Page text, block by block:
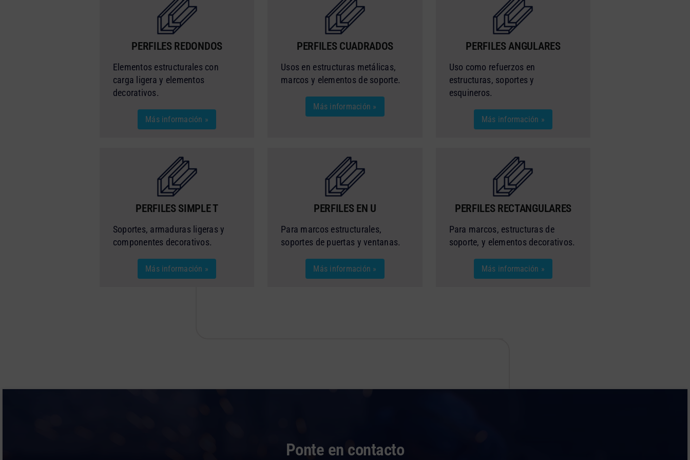
PERFILES REDONDOS
Elementos estructurales con
carga ligera y elementos
decorativos.
Más información »
PERFILES CUADRADOS
Usos en estructuras metálicas,
marcos y elementos de soporte.
Más información »
PERFILES ANGULARES
Uso como refuerzos en
estructuras, soportes y
esquineros.
Más información »
PERFILES SIMPLE T
Soportes, armaduras ligeras y
componentes decorativos.
Más información »
PERFILES EN U
Para marcos estructurales,
soportes de puertas y ventanas.
Más información »
PERFILES RECTANGULARES
Para marcos, estructuras de
soporte, y elementos decorativos.
Más información »
Ponte en contacto